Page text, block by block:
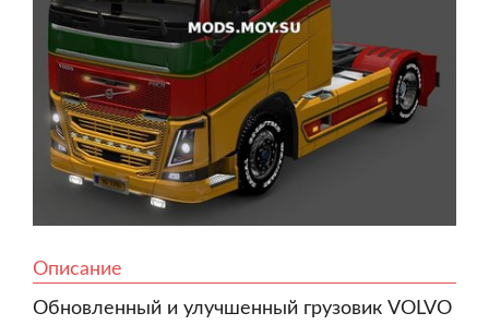
Описание
Обновленный и улучшенный грузовик VOLVO